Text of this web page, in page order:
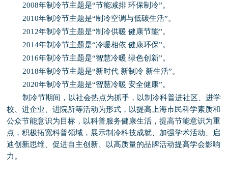
2008年制冷节主题是“节能减排 环保制冷”。
2010年制冷节主题是“制冷空调与低碳生活”。
2012年制冷节主题是“制冷供暖 健康节能”。
2014年制冷节主题是“冷暖相依 健康环保”。
2016年制冷节主题是“智慧冷暖 绿色创新”。
2018年制冷节主题是“新时代 新制冷 新生活”。
2020年制冷节主题是“智慧冷暖 安全健康”。
制冷节期间，以社会热点为抓手，以制冷科普进社区、进学
校、进企业、进院所等活动为形式，以提高上海市民科学素质和
公众节能意识为目标，以科普服务健康生活，提高节能意识为重
点，积极拓宽科普领域，展示制冷科技成就、加强学术活动、启
迪创新思维、促进自主创新、以高质量的品牌活动提高学会影响
力。